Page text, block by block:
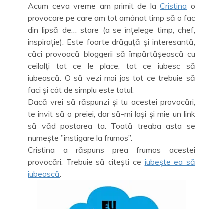
Acum ceva vreme am primit de laCristina o
provocare pe care am tot amânat timp să o fac
din lipsă de… stare (a se înțelege timp, chef,
inspirație). Este foarte drăguță și interesantă,
căci provoacă bloggerii să împărtășească cu
ceilalți tot ce le place, tot ce iubesc să
iubească. O să vezi mai jos tot ce trebuie să
faci și cât de simplu este totul.
Dacă vrei să răspunzi și tu acestei provocări,
te invit să o preiei, dar să-mi lași și mie un link
să văd postarea ta. Toată treaba asta se
numește ”instigare la frumos”.
Cristina a răspuns prea frumos acestei
provocări. Trebuie să citești ce iubește ea să
iubească